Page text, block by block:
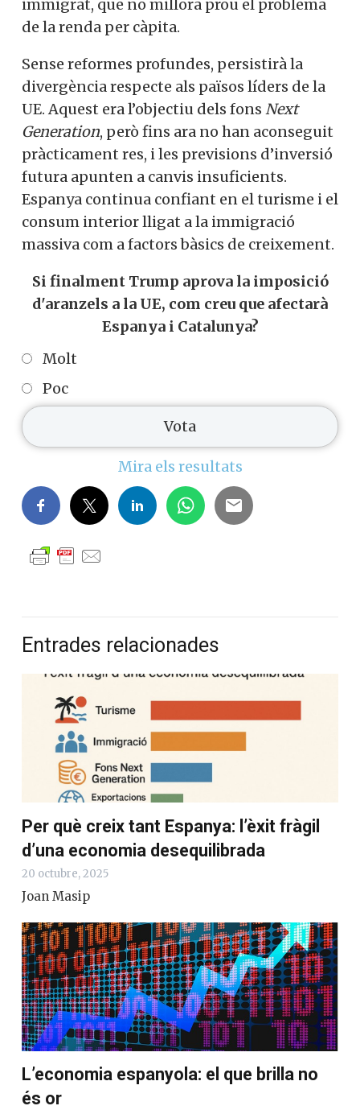
immigrat, que no millora prou el problema
de la renda per càpita.
Sense reformes profundes, persistirà la
divergència respecte als països líders de la
UE. Aquest era l’objectiu dels fons Next
Generation, però fins ara no han aconseguit
pràcticament res, i les previsions d’inversió
futura apunten a canvis insuficients.
Espanya continua confiant en el turisme i el
consum interior lligat a la immigració
massiva com a factors bàsics de creixement.
Si finalment Trump aprova la imposició
d'aranzels a la UE, com creu que afectarà
Espanya i Catalunya?
Molt
Poc
Mira els resultats
Entrades relacionades
Per què creix tant Espanya: l’èxit fràgil
d’una economia desequilibrada
20 octubre, 2025
Joan Masip
L’economia espanyola: el que brilla no
és or